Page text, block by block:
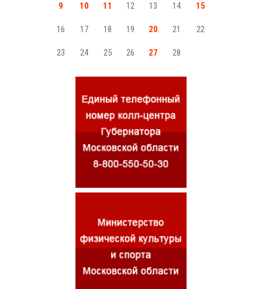
9 10 11 12 13 14 15
16 17 18 19 20 21 22
23 24 25 26 27 28